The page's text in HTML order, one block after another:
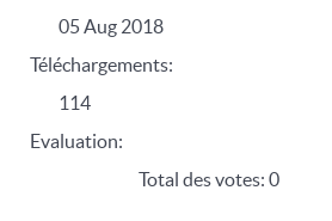
05 Aug 2018
Téléchargements:
114
Evaluation:
Total des votes: 0